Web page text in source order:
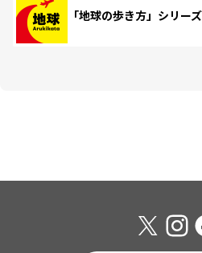
「地球の歩き方」シリー